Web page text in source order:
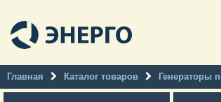
Главная Каталог товаров Генераторы